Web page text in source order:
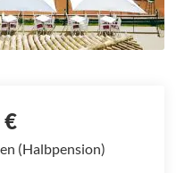
€
(Halbpension)